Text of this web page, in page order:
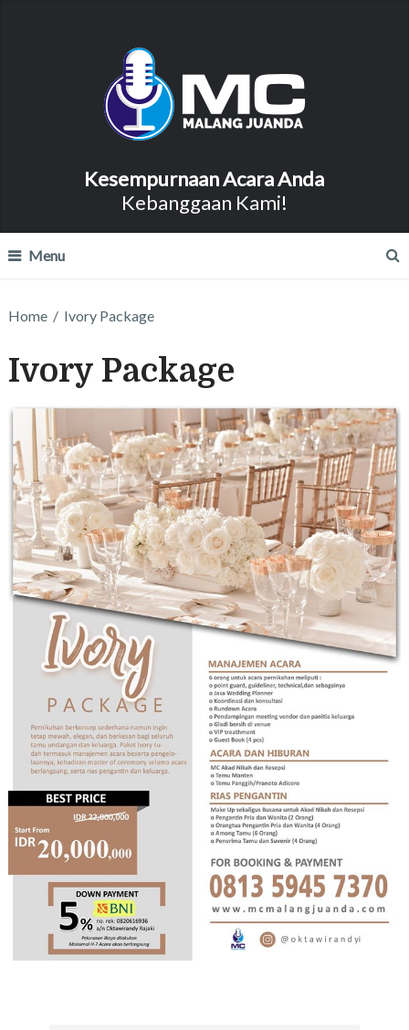
Kesempurnaan Acara Anda
Kebanggaan Kami!
Menu
Home / Ivory Package
Ivory Package